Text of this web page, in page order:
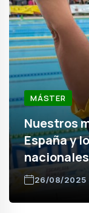
MÁSTER
Nuestros
España y
26/08/2025